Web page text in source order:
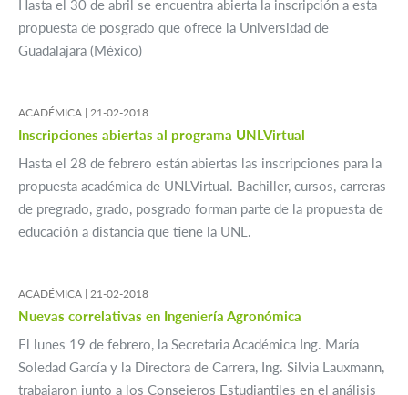
Hasta el 30 de abril se encuentra abierta la inscripción a esta
propuesta de posgrado que ofrece la Universidad de
Guadalajara (México)
ACADÉMICA | 21-02-2018
Inscripciones abiertas al programa UNLVirtual
Hasta el 28 de febrero están abiertas las inscripciones para la
propuesta académica de UNLVirtual. Bachiller, cursos, carreras
de pregrado, grado, posgrado forman parte de la propuesta de
educación a distancia que tiene la UNL.
ACADÉMICA | 21-02-2018
Nuevas correlativas en Ingeniería Agronómica
El lunes 19 de febrero, la Secretaria Académica Ing. María
Soledad García y la Directora de Carrera, Ing. Silvia Lauxmann,
trabajaron junto a los Consejeros Estudiantiles en el análisis